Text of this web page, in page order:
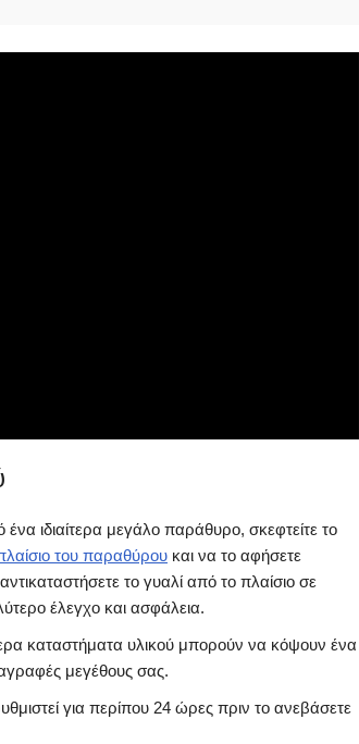
ιδιαίτερα μεγάλο παράθυρο, σκεφτείτε το
του παραθύρου και να το αφήσετε
το γυαλί από το πλαίσιο σε
έλεγχο και ασφάλεια.
καταστήματα υλικού μπορούν να κόψουν ένα
μεγέθους σας.
για περίπου 24 ώρες πριν το ανεβάσετε